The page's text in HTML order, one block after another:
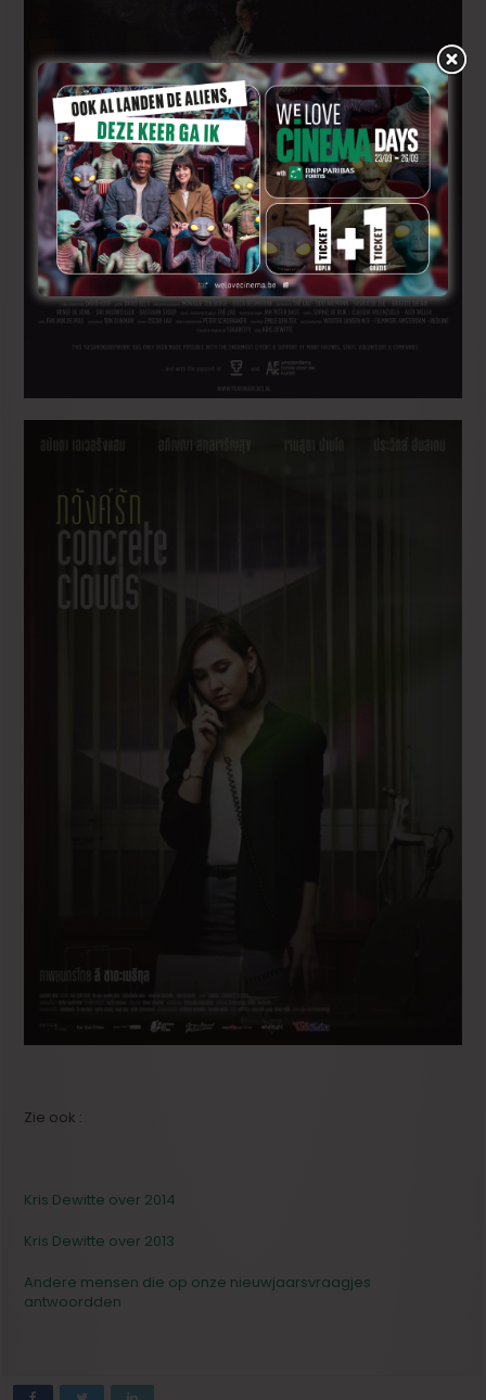
Zie ook :
Kris Dewitte over 2014
Kris Dewitte over 2013
Andere mensen die op onze nieuwjaarsvraagjes
antwoordden